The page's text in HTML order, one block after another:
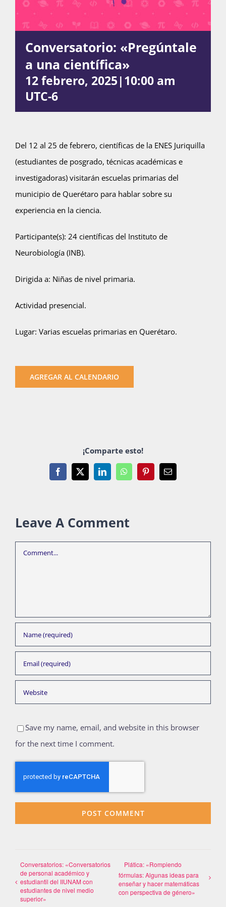
La Boletina
Recursos
Súmate
Publicaciones
Bienvenida generación 2027-1
Conversatorio: «Pregúntale
a una científica»
12 febrero, 2025|10:00 am
UTC-6
Del 12 al 25 de febrero, científicas de la ENES Juriquilla
(estudiantes de posgrado, técnicas académicas e
investigadoras) visitarán escuelas primarias del
municipio de Querétaro para hablar sobre su
experiencia en la ciencia.
Participante(s): 24 científicas del Instituto de
Neurobiología (INB).
Dirigida a: Niñas de nivel primaria.
Actividad presencial.
Lugar: Varias escuelas primarias en Querétaro.
AGREGAR AL CALENDARIO
¡Comparte esto!
Facebook
X LinkedInWhatsAppPinterestEmail
Leave A Comment
Comment
Save my name, email, and website in this browser
for the next time I comment.
Conversatorios: «Conversatorios
de personal académico y
estudiantil del IIUNAM con
estudiantes de nivel medio
superior»
Plática: «Rompiendo
fórmulas: Algunas ideas para
enseñar y hacer matemáticas
con perspectiva de género»